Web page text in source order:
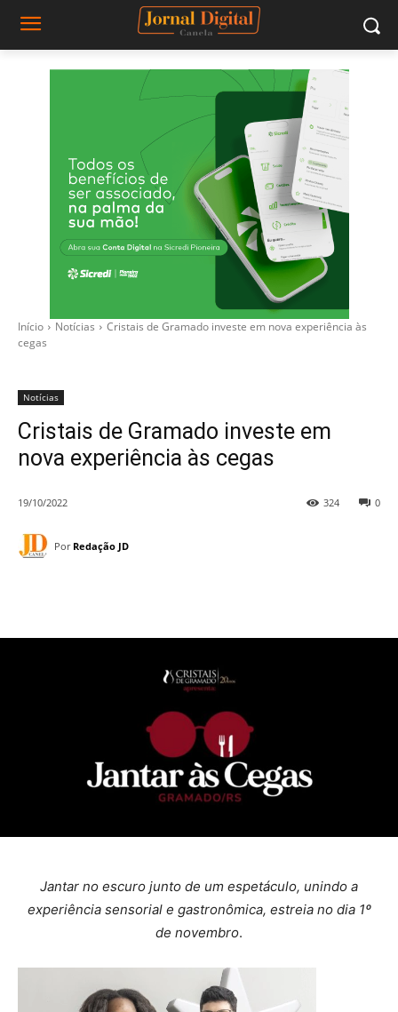
Início Notícias
Cristais de Gramado investe em nova experiência às
cegas
Notícias
Cristais de Gramado investe em
nova experiência às cegas
19/10/2022 0
324
Por Redação JD
Jantar no escuro junto de um espetáculo, unindo a
experiência sensorial e gastronômica, estreia no dia 1º
de novembro.